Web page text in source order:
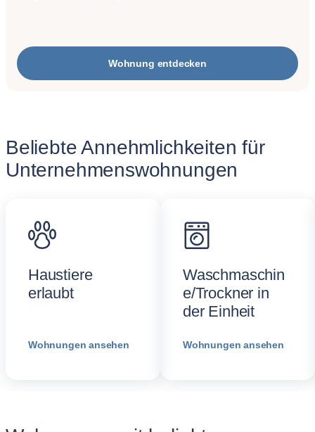
Wohnung entdecken
Beliebte Annehmlichkeiten für
Unternehmenswohnungen
Haustiere
erlaubt
Wohnungen ansehen
Waschmaschin
e/Trockner in
der Einheit
Wohnungen ansehen